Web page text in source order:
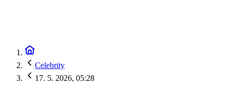
Celebrity
17. 5. 2026, 05:28